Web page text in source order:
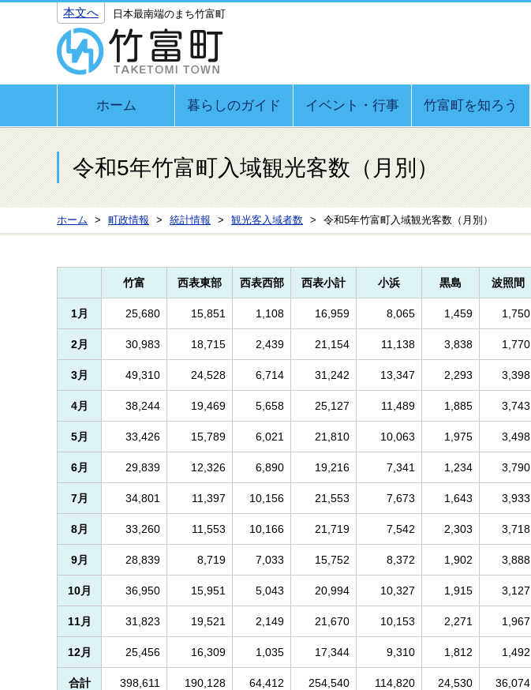
本文へ 日本最南端のまち竹富町
ホーム 暮らしのガイド イベント・行事 竹富町を知ろう
令和5年竹富町入域観光客数（月別）
ホーム 町政情報 統計情報 観光客入域者数 令和5年竹富町入域観光客数（月別）
竹富 西表東部 西表西部 西表小計 小浜 黒島 波照間
1月 25,680 15,851 1,108 16,959 8,065 1,459 1,750
2月 30,983 18,715 2,439 21,154 11,138 3,838 1,770
3月 49,310 24,528 6,714 31,242 13,347 2,293 3,398
4月 38,244 19,469 5,658 25,127 11,489 1,885 3,743
5月 33,426 15,789 6,021 21,810 10,063 1,975 3,498
6月 29,839 12,326 6,890 19,216 7,341 1,234 3,790
7月 34,801 11,397 10,156 21,553 7,673 1,643 3,933
8月 33,260 11,553 10,166 21,719 7,542 2,303 3,718
9月 28,839 8,719 7,033 15,752 8,372 1,902 3,888
10月 36,950 15,951 5,043 20,994 10,327 1,915 3,127
11月 31,823 19,521 2,149 21,670 10,153 2,271 1,967
12月 25,456 16,309 1,035 17,344 9,310 1,812 1,492
合計 398,611 190,128 64,412 254,540 114,820 24,530 36,074